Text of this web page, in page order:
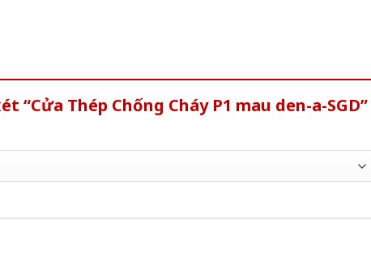
“Cửa Thép Chống Cháy P1 mau den-a-SGD”